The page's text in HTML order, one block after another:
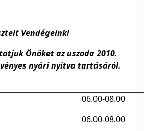
Vendégeink!
Önöket az uszoda 2010.
nyári nyitva tartásáról.
06.00-08.00
06.00-08.00